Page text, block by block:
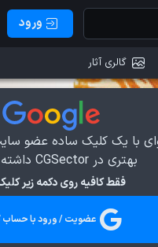
ورود
گالری آثار
با یک کلیک ساده عضو
بهتری در CGSector داشته باشی؟
فقط کافیه روی دکمه زیر
عضویت / ورود با حساب